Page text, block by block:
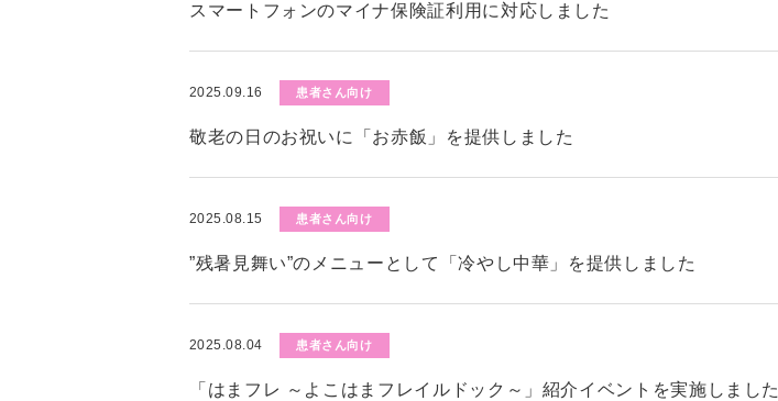
スマートフォンのマイナ保険証利用に対応しました
2025.09.16 患者さん向け
敬老の日のお祝いに「お赤飯」を提供しました
2025.08.15 患者さん向け
”残暑見舞い”のメニューとして「冷やし中華」を提供しました
2025.08.04 患者さん向け
「はまフレ ～よこはまフレイルドック～」紹介イベントを実施しました